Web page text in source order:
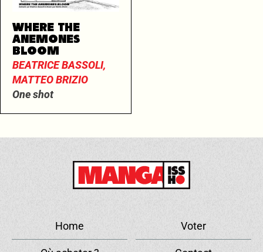
WHERE THE
ANEMONES
BLOOM
BEATRICE BASSOLI,
MATTEO BRIZIO
One shot
Home Voter